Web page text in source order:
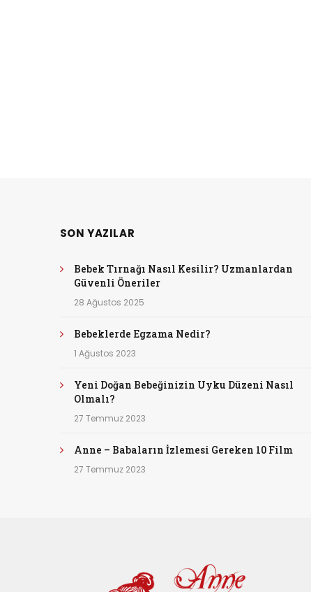
SON YAZILAR
Bebek Tırnağı Nasıl Kesilir? Uzmanlardan
Güvenli Öneriler
28 Ağustos 2025
Bebeklerde Egzama Nedir?
1 Ağustos 2023
Yeni Doğan Bebeğinizin Uyku Düzeni Nasıl
Olmalı?
27 Temmuz 2023
Anne – Babaların İzlemesi Gereken 10 Film
27 Temmuz 2023